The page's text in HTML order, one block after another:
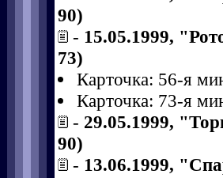
90)
- 15.05.1999,
73)
Карточка: 56-я
Карточка: 73-я
- 29.05.1999,
90)
- 13.06.1999,